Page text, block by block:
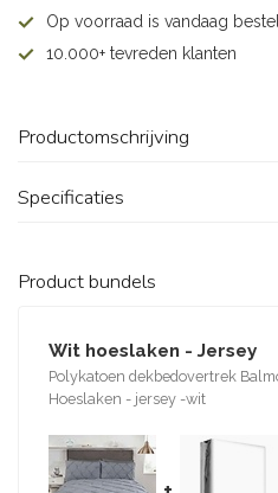
Op voorraad is vandaag
10.000+ tevreden klanten
Productomschrijving
Specificaties
Product bundels
Wit hoeslaken - Jersey
Polykatoen dekbedovertrek
Hoeslaken - jersey -wit